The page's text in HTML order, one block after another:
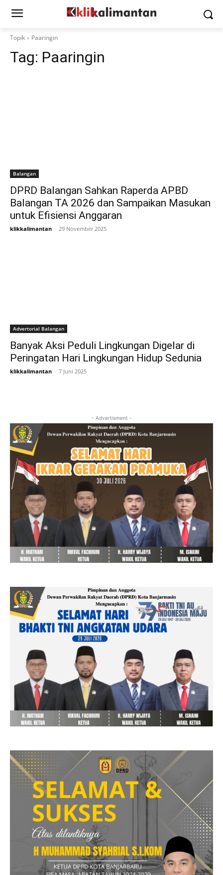
Topik Paaringin
Tag: Paaringin
Balangan
DPRD Balangan Sahkan Raperda APBD
Balangan TA 2026 dan Sampaikan Masukan
untuk Efisiensi Anggaran
klikkalimantan - 29 November 2025
Advertorial Balangan
Banyak Aksi Peduli Lingkungan Digelar di
Peringatan Hari Lingkungan Hidup Sedunia
klikkalimantan - 7 Juni 2025
- Advertisment -